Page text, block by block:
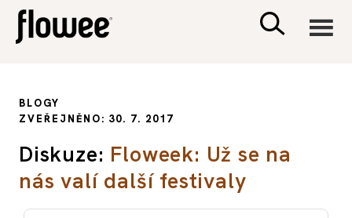
PSYCHOLOGIE
BLOGY
ZVEŘEJNĚNO: 30. 7. 2017
Diskuze: Floweek: Už se na
nás valí další festivaly